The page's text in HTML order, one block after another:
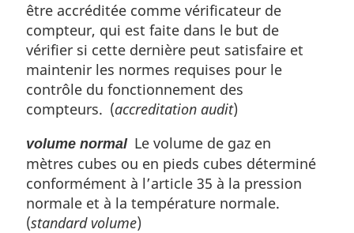
être accréditée comme vérificateur de
compteur, qui est faite dans le but de
vérifier si cette dernière peut satisfaire et
maintenir les normes requises pour le
contrôle du fonctionnement des
compteurs. (accreditation audit)
volume normalLe volume de gaz en
mètres cubes ou en pieds cubes déterminé
conformément à l’article 35 à la pression
normale et à la température normale.
(standard volume)